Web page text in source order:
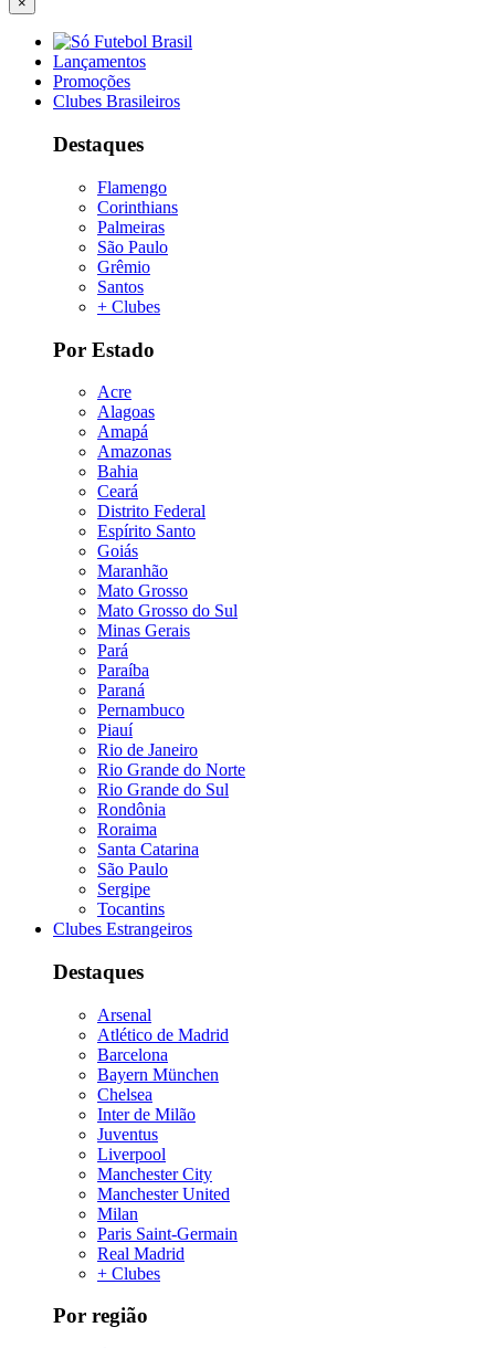
Lançamentos
Promoções
Clubes Brasileiros
Destaques
Flamengo
Corinthians
Palmeiras
São Paulo
Grêmio
Santos
+ Clubes
Por Estado
Acre
Alagoas
Amapá
Amazonas
Bahia
Ceará
Distrito Federal
Espírito Santo
Goiás
Maranhão
Mato Grosso
Mato Grosso do Sul
Minas Gerais
Pará
Paraíba
Paraná
Pernambuco
Piauí
Rio de Janeiro
Rio Grande do Norte
Rio Grande do Sul
Rondônia
Roraima
Santa Catarina
São Paulo
Sergipe
Tocantins
Clubes Estrangeiros
Destaques
Arsenal
Atlético de Madrid
Barcelona
Bayern München
Chelsea
Inter de Milão
Juventus
Liverpool
Manchester City
Manchester United
Milan
Paris Saint-Germain
Real Madrid
+ Clubes
Por região